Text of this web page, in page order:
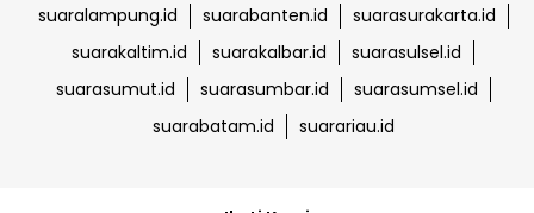
suaralampung.id
suarabanten.id
suarasurakarta.id
suarakaltim.id
suarakalbar.id
suarasulsel.id
suarasumut.id
suarasumbar.id
suarasumsel.id
suarabatam.id
suarariau.id